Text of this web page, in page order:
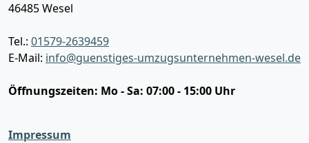
46485Wesel
Tel.: 01579-2639459
E-Mail: info@guenstiges-umzugsunternehmen-wesel.de
Öffnungszeiten: Mo - Sa: 07:00 - 15:00 Uhr
Impressum